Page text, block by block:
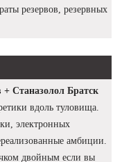
резервов, резервных
Станазолол Братск
вдоль туловища.
электронных
амбиции.
двойным если вы